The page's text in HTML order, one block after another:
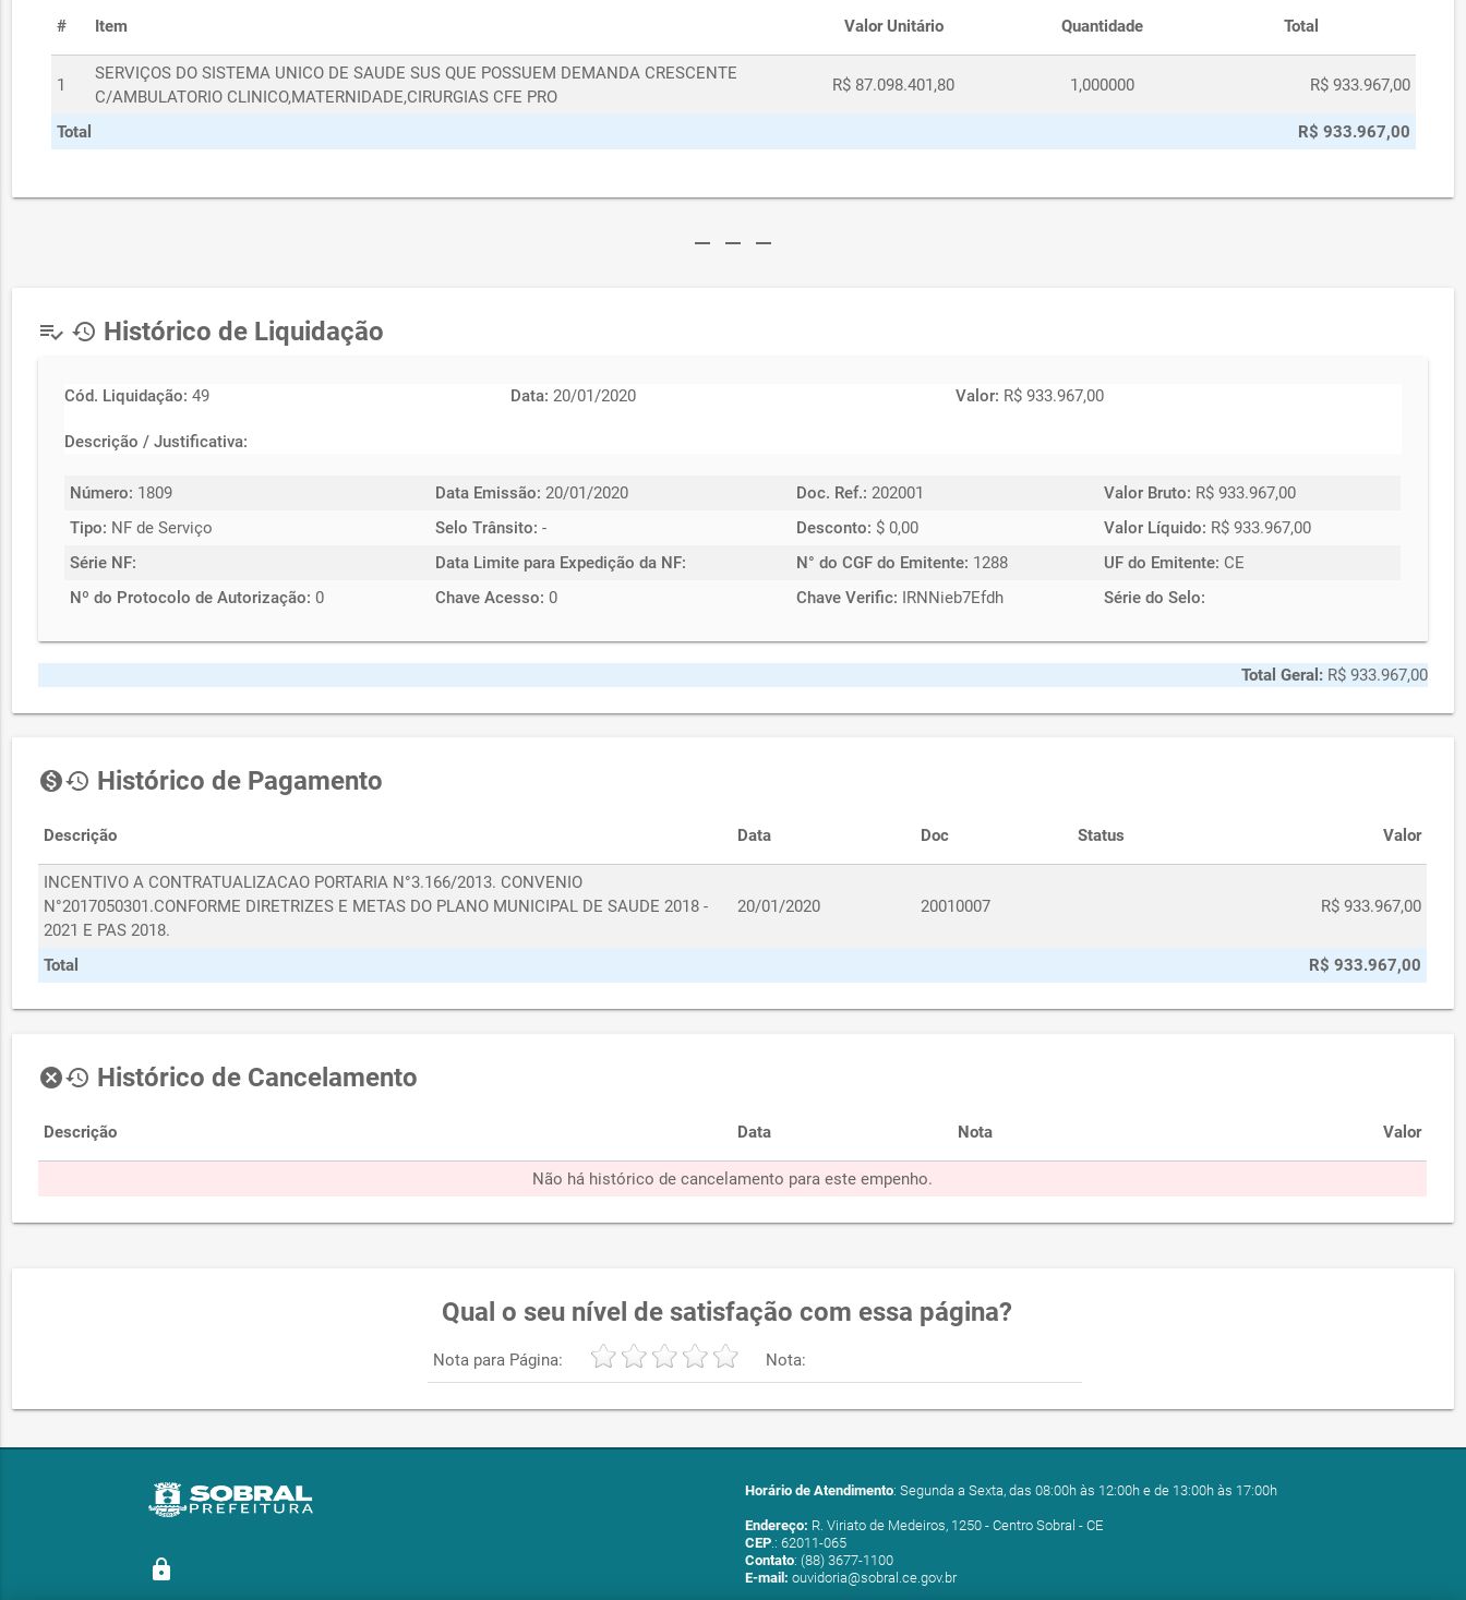
# Item Valor Unitário Quantidade Total
1
SERVIÇOS DO SISTEMA UNICO DE SAUDE SUS QUE POSSUEM DEMANDA CRESCENTE
C/AMBULATORIO CLINICO,MATERNIDADE,CIRURGIAS CFE PRO
R$ 87.098.401,80 1,000000 R$ 933.967,00
Total R$ 933.967,00
remove remove remove
playlist_add_check history Histórico de Liquidação
Cód. Liquidação: 49 Data: 20/01/2020 Valor: R$ 933.967,00
Descrição / Justificativa:
Número: 1809 Data Emissão: 20/01/2020 Doc. Ref.: 202001 Valor Bruto: R$ 933.967,00
Tipo: NF de Serviço Selo Trânsito: - Desconto: $ 0,00 Valor Líquido: R$ 933.967,00
Série NF:
Data Limite para Expedição da NF: N° do CGF do Emitente: 1288 UF do Emitente: CE
Nº do Protocolo de Autorização: 0 Chave Acesso: 0 Chave Verific: IRNNieb7Efdh Série do Selo:
Total Geral:R$ 933.967,00
monetization_onhistory Histórico de Pagamento
Descrição Data Doc Status Valor
INCENTIVO A CONTRATUALIZACAO PORTARIA N°3.166/2013. CONVENIO
N°2017050301.CONFORME DIRETRIZES E METAS DO PLANO MUNICIPAL DE SAUDE 2018 -
2021 E PAS 2018.
20/01/2020 20010007 R$ 933.967,00
Total R$ 933.967,00
cancelhistory Histórico de Cancelamento
Descrição Data Nota Valor
Não há histórico de cancelamento para este empenho.
Qual o seu nível de satisfação com essa página?
Nota para Página: Nota:
lock
Horário de Atendimento: Segunda a Sexta, das 08:00h às 12:00h e de 13:00h às 17:00h
Endereço: R. Viriato de Medeiros, 1250 - Centro Sobral - CE
CEP.: 62011-065
Contato: (88) 3677-1100
E-mail: ouvidoria@sobral.ce.gov.br